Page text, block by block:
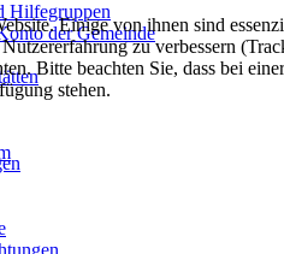
Hilfegruppen
der Gemeinde
Einige von ihnen sind
zu verbessern
Bitte beachten Sie, dass bei
stehen.